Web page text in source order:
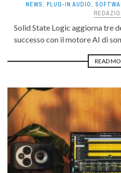
NEWS, PLUG-IN AUDIO,
Solid State Logic aggiorna tre
successo con il motore AI di
READ